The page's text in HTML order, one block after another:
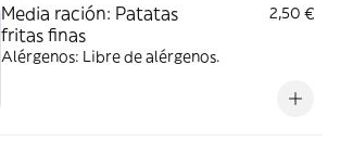
Media ración: Patatas
fritas finas
2,50 €
Alérgenos: Libre de alérgenos.